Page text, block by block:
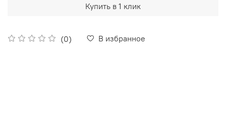
(0) В избранное
Купить в 1 клик